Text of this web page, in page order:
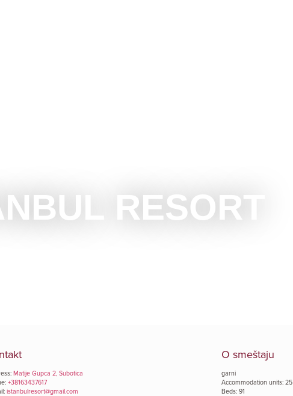
RESORT
Matije Gupca 2, Subotica
+38163437617
istanbulresort@gmail.com
O smeštaju
garni
Accommodation units: 25
Beds: 91